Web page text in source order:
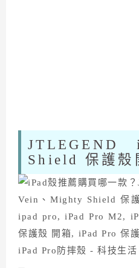
JTLEGEND
Shield 保護殼